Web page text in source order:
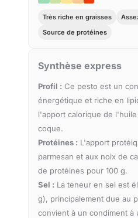
Très riche en graisses
Source de protéines
Synthèse express
Profil : Ce pesto est un
énergétique et riche en
l'apport calorique de
coque.
Protéines : L'apport
parmesan et aux noix de
de protéines pour 100 g.
Sel : La teneur en sel est
g), principalement due au
convient à un condiment à